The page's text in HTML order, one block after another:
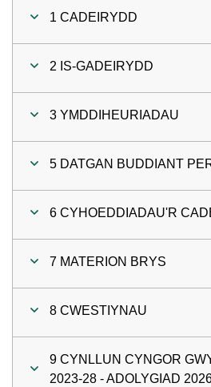
1 CADEIRYDD
2 IS-GADEIRYDD
3 YMDDIHEURIADAU
5 DATGAN BUDDIANT
6 CYHOEDDIADAU'R
7 MATERION BRYS
8 CWESTIYNAU
9 CYNLLUN CYNGOR
2023-28 - ADOLYGIAD